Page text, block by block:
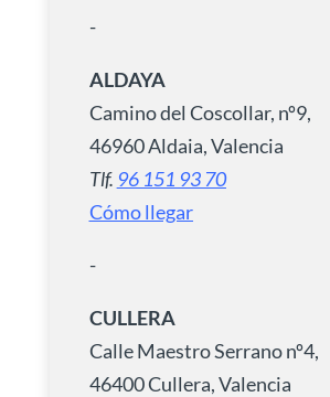
-
ALDAYA
Camino del Coscollar, nº9,
46960 Aldaia, Valencia
Tlf. 96 151 93 70
Cómo llegar
-
CULLERA
Calle Maestro Serrano nº4,
46400 Cullera, Valencia